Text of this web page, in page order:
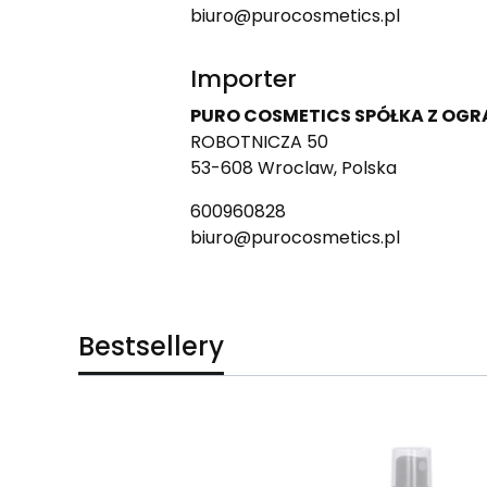
biuro@purocosmetics.pl
Importer
PURO COSMETICS SPÓŁKA Z
ROBOTNICZA 50
53-608 Wroclaw, Polska
600960828
biuro@purocosmetics.pl
Bestsellery